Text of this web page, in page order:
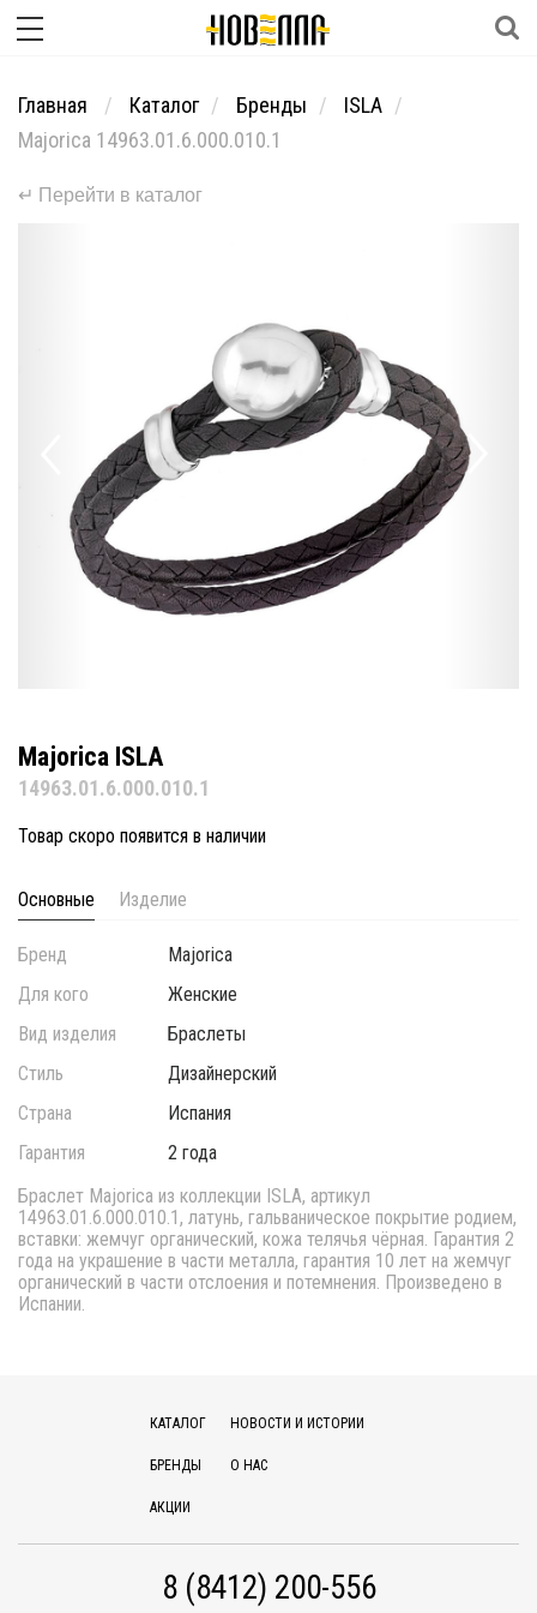
Главная Каталог Бренды
ISLA
Majorica 14963.01.6.000.010.1
↵ Перейти в каталог
Majorica ISLA
14963.01.6.000.010.1
Товар скоро появится в наличии
Основные Изделие
Бренд
Majorica
Для кого
Женские
Вид изделия
Браслеты
Стиль
Дизайнерский
Страна
Испания
Гарантия
2 года
Браслет Majorica из коллекции ISLA, артикул
14963.01.6.000.010.1, латунь, гальваническое покрытие родием,
вставки: жемчуг органический, кожа телячья чёрная. Гарантия 2
года на украшение в части металла, гарантия 10 лет на жемчуг
органический в части отслоения и потемнения. Произведено в
Испании.
КАТАЛОГ
БРЕНДЫ
АКЦИИ
НОВОСТИ И ИСТОРИИ
О НАС
8 (8412) 200-556